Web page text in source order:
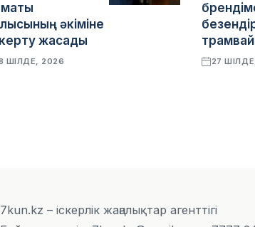
әкіміне
жасады
ШІЛДЕ, 2026 27
7kun.kz – іскерлік жаңалықтар агенттігі